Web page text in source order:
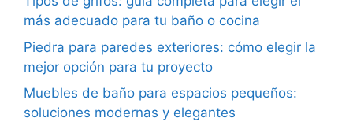
más adecuado para tu baño o cocina
Piedra para paredes exteriores: cómo elegir la
mejor opción para tu proyecto
Muebles de baño para espacios pequeños:
soluciones modernas y elegantes